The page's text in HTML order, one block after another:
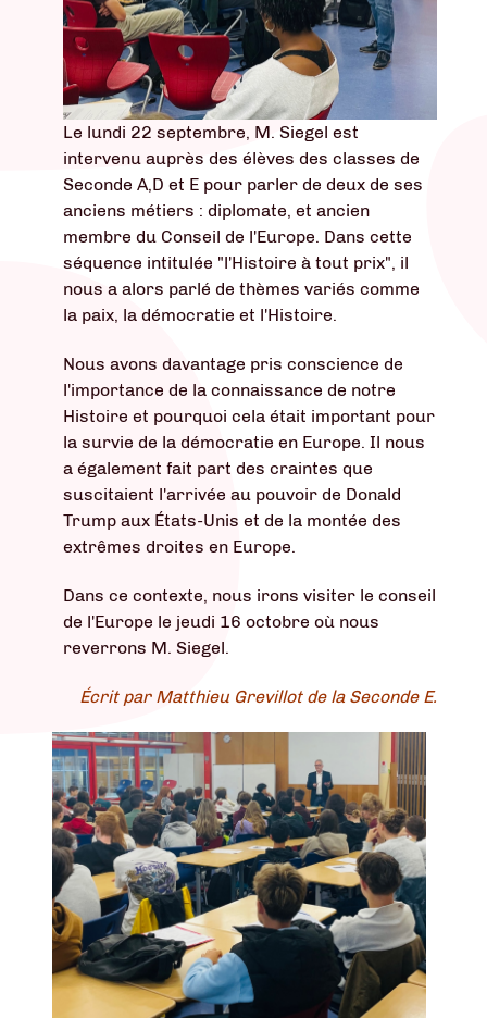
Le lundi 22 septembre, M. Siegel est
intervenu auprès des élèves des classes de
Seconde A,D et E pour parler de deux de ses
anciens métiers : diplomate, et ancien
membre du Conseil de l'Europe. Dans cette
séquence intitulée "l'Histoire à tout prix", il
nous a alors parlé de thèmes variés comme
la paix, la démocratie et l'Histoire.
Nous avons davantage pris conscience de
l'importance de la connaissance de notre
Histoire et pourquoi cela était important pour
la survie de la démocratie en Europe. Il nous
a également fait part des craintes que
suscitaient l'arrivée au pouvoir de Donald
Trump aux États-Unis et de la montée des
extrêmes droites en Europe.
Dans ce contexte, nous irons visiter le conseil
de l'Europe le jeudi 16 octobre où nous
reverrons M. Siegel.
Écrit par Matthieu Grevillot de la Seconde E.